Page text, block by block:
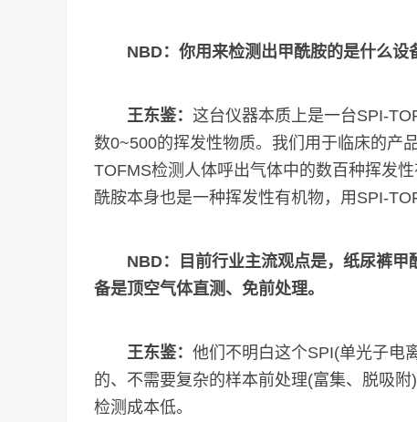
NBD：你用来检测出甲酰胺的是什么设
王东鉴： 这台仪器本质上是一台SPI-
数0~500的挥发性物质。我们用于临床的产
TOFMS检测人体呼出气体中的数百种挥发
酰胺本身也是一种挥发性有机物，用SPI-
NBD：目前行业主流观点是，纸尿裤
备是顶空气体直测、免前处理。
王东鉴： 他们不明白这个SPI(单光子电
的、不需要复杂的样本前处理(富集、脱吸
检测成本低。